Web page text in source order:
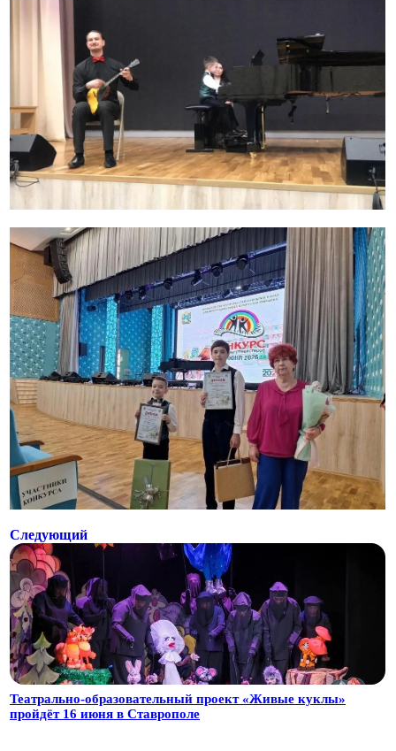
Следующий
Театрально-образовательный проект «Живые куклы»
пройдёт 16 июня в Ставрополе